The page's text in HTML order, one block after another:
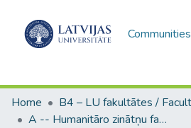
Home
A -- Humanitāro zinātņu fakultāte / Faculty of Humanities